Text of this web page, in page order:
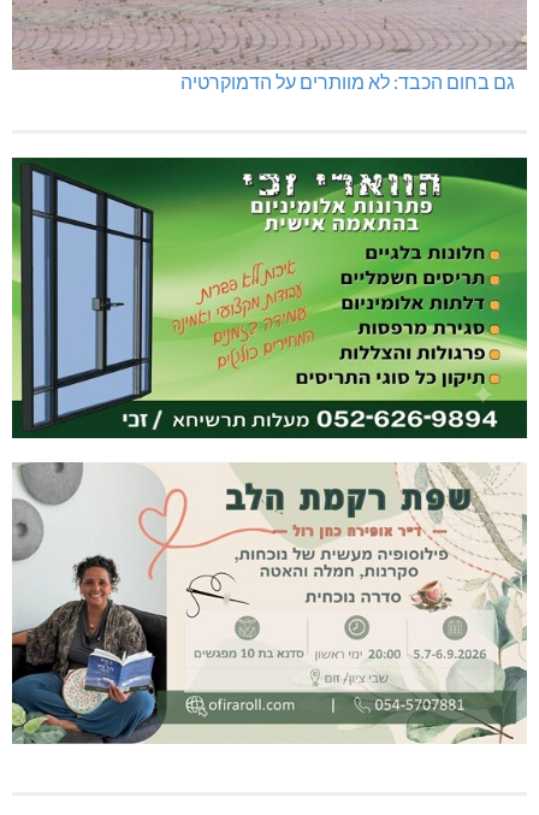
גם בחום הכבד: לא מוותרים על הדמוקרטיה